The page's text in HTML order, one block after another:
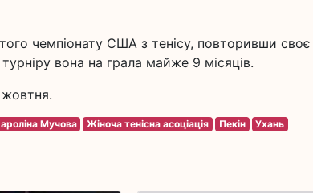
чемпіонату США з тенісу, повторивши своє
вона на грала майже 9 місяців.
Мучова Жіноча тенісна асоціація Пекін
Ухань